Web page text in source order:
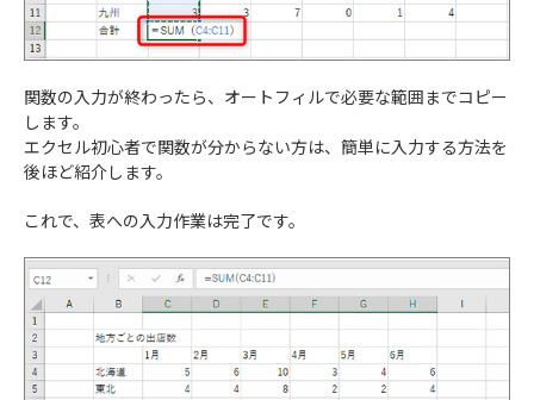
関数の入力が終わったら、オートフィルで必要な範囲までコピー
します。
エクセル初心者で関数が分からない方は、簡単に入力する方法を
後ほど紹介します。
これで、表への入力作業は完了です。